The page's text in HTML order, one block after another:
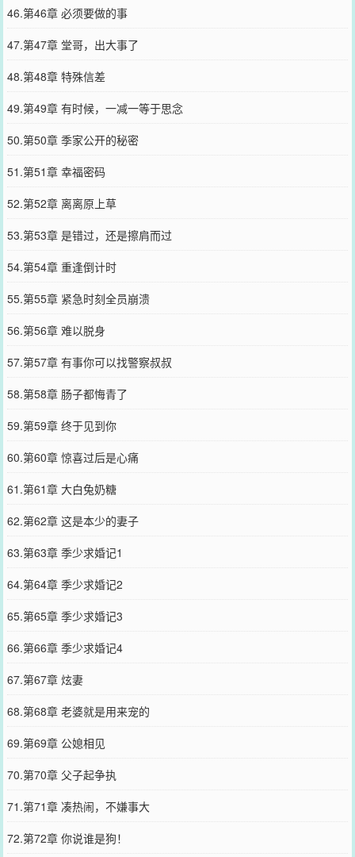
46.第46章 必须要做的事
47.第47章 堂哥，出大事了
48.第48章 特殊信差
49.第49章 有时候，一减一等于思念
50.第50章 季家公开的秘密
51.第51章 幸福密码
52.第52章 离离原上草
53.第53章 是错过，还是擦肩而过
54.第54章 重逢倒计时
55.第55章 紧急时刻全员崩溃
56.第56章 难以脱身
57.第57章 有事你可以找警察叔叔
58.第58章 肠子都悔青了
59.第59章 终于见到你
60.第60章 惊喜过后是心痛
61.第61章 大白兔奶糖
62.第62章 这是本少的妻子
63.第63章 季少求婚记1
64.第64章 季少求婚记2
65.第65章 季少求婚记3
66.第66章 季少求婚记4
67.第67章 炫妻
68.第68章 老婆就是用来宠的
69.第69章 公媳相见
70.第70章 父子起争执
71.第71章 凑热闹，不嫌事大
72.第72章 你说谁是狗！